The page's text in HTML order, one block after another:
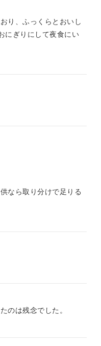
り、ふっくらとおいし
にぎりにして夜食にい
なら取り分けで足りる
のは残念でした。